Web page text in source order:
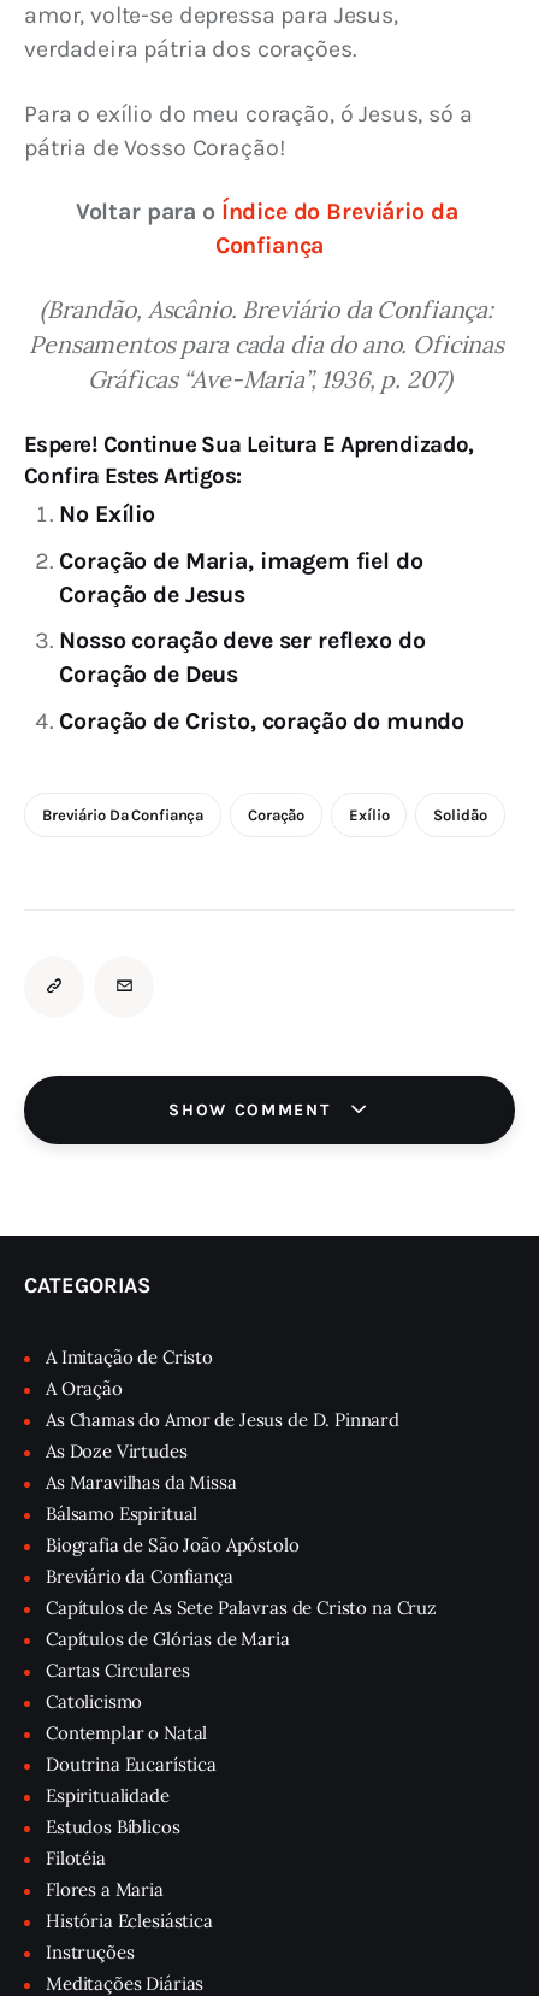
amor, volte-se depressa para Jesus,
verdadeira pátria dos corações.
Para o exílio do meu coração, ó Jesus, só a
pátria de Vosso Coração!
Voltar para o Índice do Breviário da
Confiança
(Brandão, Ascânio. Breviário da Confiança:
Pensamentos para cada dia do ano. Oficinas
Gráficas “Ave-Maria”, 1936, p. 207)
Espere! Continue Sua Leitura E Aprendizado,
Confira Estes Artigos:
No Exílio
Coração de Maria, imagem fiel do
Coração de Jesus
Nosso coração deve ser reflexo do
Coração de Deus
Coração de Cristo, coração do mundo
Breviário Da Confiança Coração Exílio Solidão
SHOW COMMENT
CATEGORIAS
A Imitação de Cristo
A Oração
As Chamas do Amor de Jesus de D. Pinnard
As Doze Virtudes
As Maravilhas da Missa
Bálsamo Espiritual
Biografia de São João Apóstolo
Breviário da Confiança
Capítulos de As Sete Palavras de Cristo na Cruz
Capítulos de Glórias de Maria
Cartas Circulares
Catolicismo
Contemplar o Natal
Doutrina Eucarística
Espiritualidade
Estudos Bíblicos
Filotéia
Flores a Maria
História Eclesiástica
Instruções
Meditações Diárias